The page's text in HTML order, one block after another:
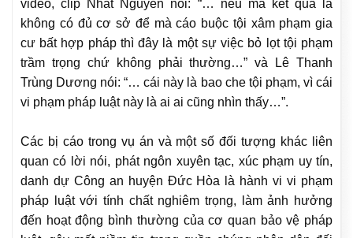
video, clip Nhất Nguyên nói: “… nếu mà kết quả là
không có đủ cơ sở để mà cáo buộc tội xâm phạm gia
cư bất hợp pháp thì đây là một sự việc bỏ lọt tội phạm
trầm trọng chứ không phải thường…” và Lê Thanh
Trùng Dương nói: “… cái này là bao che tội phạm, vì cái
vi phạm pháp luật này là ai ai cũng nhìn thấy…”.
Các bị cáo trong vụ án và một số đối tượng khác liên
quan có lời nói, phát ngôn xuyên tạc, xúc phạm uy tín,
danh dự Công an huyện Đức Hòa là hành vi vi phạm
pháp luật với tính chất nghiêm trọng, làm ảnh hưởng
đến hoạt động bình thường của cơ quan bảo vệ pháp